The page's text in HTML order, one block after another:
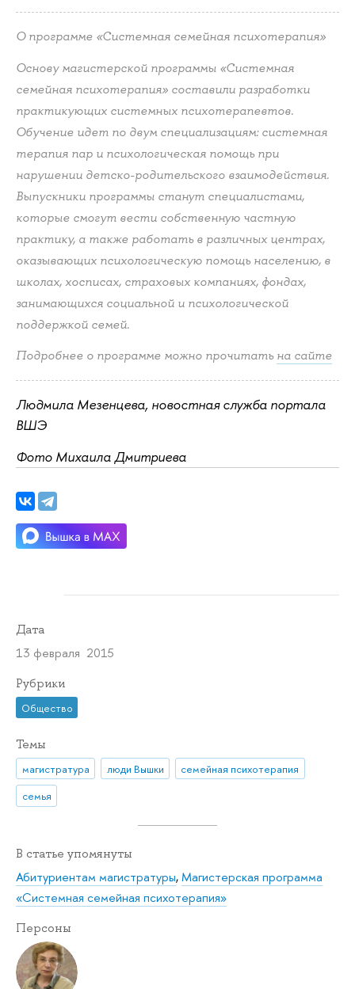
О программе «Системная семейная психотерапия»
Основу магистерской программы «Системная
семейная психотерапия» составили разработки
практикующих системных психотерапевтов.
Обучение идет по двум специализациям: системная
терапия пар и психологическая помощь при
нарушении детско-родительского взаимодействия.
Выпускники программы станут специалистами,
которые смогут вести собственную частную
практику, а также работать в различных центрах,
оказывающих психологическую помощь населению, в
школах, хосписах, страховых компаниях, фондах,
занимающихся социальной и психологической
поддержкой семей.
Подробнее о программе можно прочитать на сайте
Людмила Мезенцева, новостная служба портала
ВШЭ
Фото Михаила Дмитриева
Дата
13 февраля 2015
Рубрики
Общество
Темы
магистратура люди Вышки
семейная психотерапия
семья
В статье упомянуты
Абитуриентам магистратуры,Магистерская программа
«Системная семейная психотерапия»
Персоны